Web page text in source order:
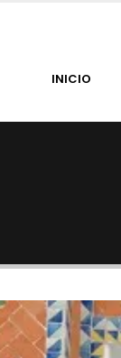
INICIO